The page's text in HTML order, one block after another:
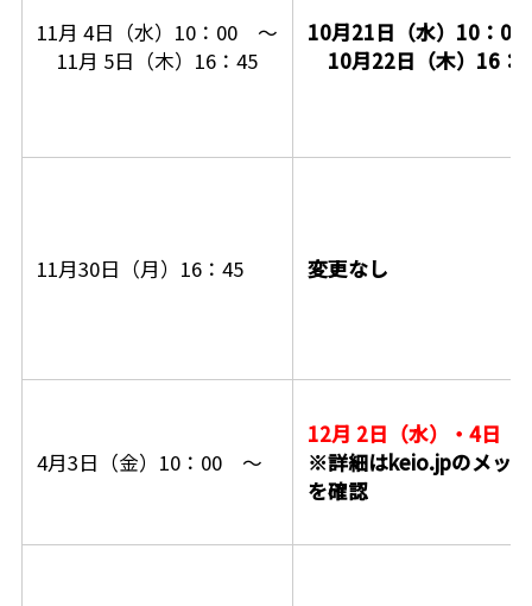
11月 4日（水）10：00 ～
11月 5日（木）16：45
10月21日（水）10：
10月22日（木）16：
11月30日（月）16：45 変更なし
4月3日（金）10：00 ～
12月 2日（水）・4日（
※詳細はkeio.jpのメッ
を確認